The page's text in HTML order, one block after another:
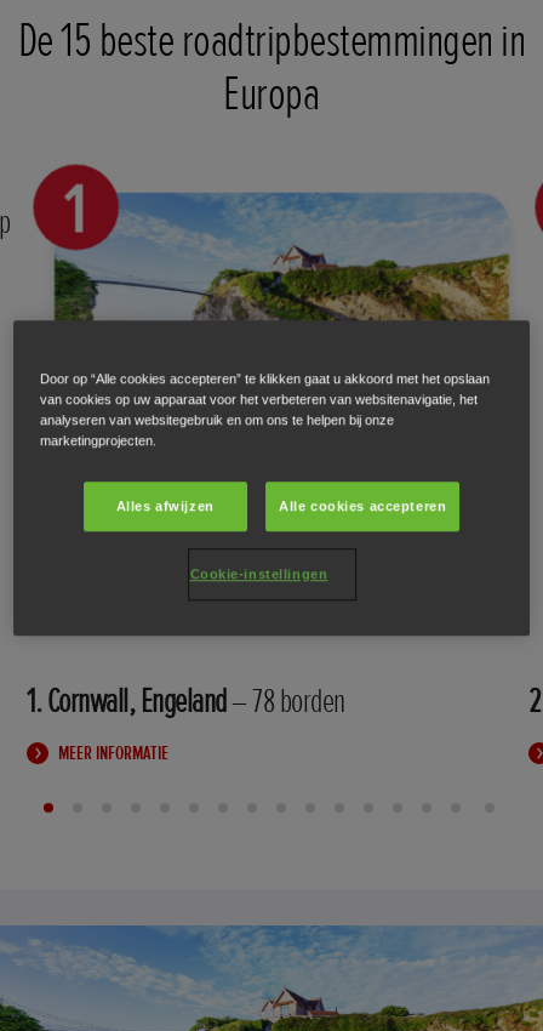
De 15 beste roadtripbestemmingen in
Europa
1. Cornwall, Engeland– 78 borden
MEER INFORMATIE
Door op “Alle cookies accepteren” te klikken gaat u akkoord met het opslaan
van cookies op uw apparaat voor het verbeteren van websitenavigatie, het
analyseren van websitegebruik en om ons te helpen bij onze
marketingprojecten.
Alles afwijzen Alle cookies accepteren
Cookie-instellingen